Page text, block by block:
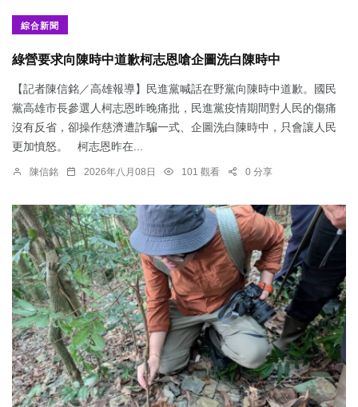
綜合新聞
綠營要求向陳時中道歉柯志恩嗆企圖洗白陳時中
【記者陳信銘／高雄報導】民進黨喊話在野黨向陳時中道歉。國民
黨高雄市長參選人柯志恩昨晚痛批，民進黨疫情期間對人民的傷痛
沒有反省，卻操作慈濟遭詐騙一式、企圖洗白陳時中，只會讓人民
更加憤怒。 柯志恩昨在...
陳信銘 2026年八月08日 101 觀看 0 分享